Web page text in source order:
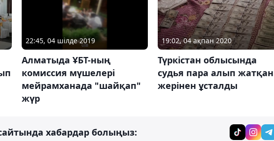
22:45, 04 шілде 2019
Алматыда ҰБТ-ның
комиссия мүшелері
мейрамханада "шайқап"
жүр
19:02, 04 ақпан 2020
Түркістан облысында
судья пара алып жатқан
жерінен ұсталды
хабардар болыңыз: